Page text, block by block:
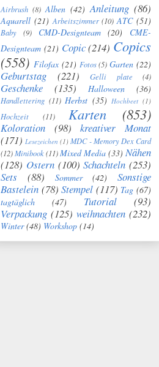
Airbrush (8) Alben (42) Anleitung (86)
Aquarell (21) Arbeitszimmer (10) ATC (51)
Baby (9) CMD-Designteam (20)
CME-
Designteam (21) Copic (214) Copics
(558) Filofax (21) Fotos (5) Garten (22)
Geburtstag (221) Gelli plate (4)
Geschenke (135) Halloween (36)
Handlettering (11) Herbst (35) Hochbeet (1)
Hochzeit (11) Karten (853)
Koloration (98)
kreativer Monat
(171) Lesezeichen (1) MDC - Memory Dex Card
(12)Minibook(11) Mixed Media (33) Nähen
(128) Ostern (100) Schachteln (253)
Sets
(88) Sommer (42)
Sonstige
Bastelein (78) Stempel (117) Tag (67)
tagtäglich
(47) Tutorial
(93)
Verpackung (125) weihnachten (232)
Winter (48) Workshop (14)